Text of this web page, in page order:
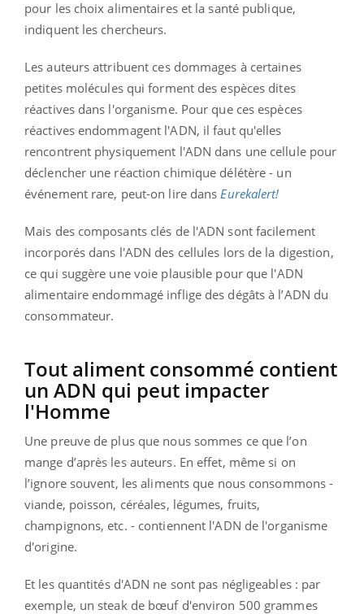
pour les choix alimentaires et la santé publique,
indiquent les chercheurs.
Les auteurs attribuent ces dommages à certaines
petites molécules qui forment des espèces dites
réactives dans l'organisme. Pour que ces espèces
réactives endommagent l'ADN, il faut qu'elles
rencontrent physiquement l'ADN dans une cellule pour
déclencher une réaction chimique délétère - un
événement rare, peut-on lire dans Eurekalert!
Mais des composants clés de l'ADN sont facilement
incorporés dans l'ADN des cellules lors de la digestion,
ce qui suggère une voie plausible pour que l'ADN
alimentaire endommagé inflige des dégâts à l’ADN du
consommateur.
Tout aliment consommé contient
un ADN qui peut impacter
l'Homme
Une preuve de plus que nous sommes ce que l’on
mange d’après les auteurs. En effet, même si on
l’ignore souvent, les aliments que nous consommons -
viande, poisson, céréales, légumes, fruits,
champignons, etc. - contiennent l'ADN de l'organisme
d'origine.
Et les quantités d'ADN ne sont pas négligeables : par
exemple, un steak de bœuf d'environ 500 grammes